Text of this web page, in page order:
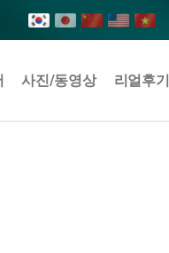
사진/동영상 리얼후기